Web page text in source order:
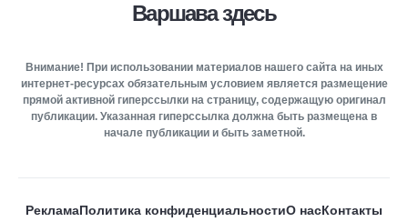
Варшава здесь
Внимание! При использовании материалов нашего сайта на иных
интернет-ресурсах обязательным условием является размещение
прямой активной гиперссылки на страницу, содержащую оригинал
публикации. Указанная гиперссылка должна быть размещена в
начале публикации и быть заметной.
РекламаПолитика конфиденциальностиО насКонтакты